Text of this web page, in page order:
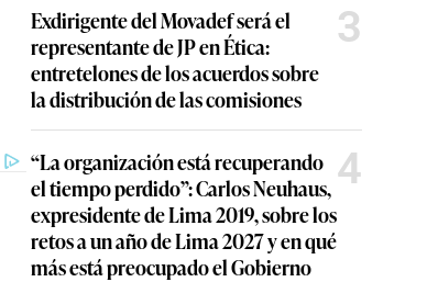
Exdirigente del Movadef será el
representante de JP en Ética:
entretelones de los acuerdos sobre
la distribución de las comisiones
3
“La organización está recuperando
el tiempo perdido”: Carlos Neuhaus,
expresidente de Lima 2019, sobre los
retos a un año de Lima 2027 y en qué
más está preocupado el Gobierno
4